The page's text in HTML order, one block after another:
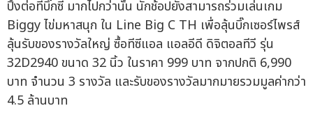
ปิ้งต่อที่บิ๊กซี มากไปกว่านั้น นักช้อปยังสามารถร่วมเล่นเกม
Biggy ไข่มหาสนุก ใน Line Big C TH เพื่อลุ้นบิ๊กเซอร์ไพรส์
ลุ้นรับของรางวัลใหญ่ ซื้อทีซีแอล แอลอีดี ดิจิตอลทีวี รุ่น
32D2940 ขนาด 32 นิ้ว ในราคา 999 บาท จากปกติ 6,990
บาท จำนวน 3 รางวัล และรับของรางวัลมากมายรวมมูลค่ากว่า
4.5 ล้านบาท